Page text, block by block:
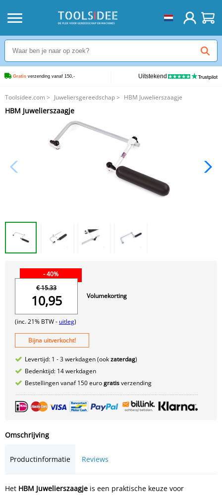
Gratis verzending vanaf 150,- Uitstekend
Toolsidee.com > Juweliersgereedschap> HBM Juwelierszaagje
HBM Juwelierszaagje
- 40%
€ 15.33
10,95
(inc. 21% BTW - uitleg)
Volumekorting
Bijna uitverkocht!
Levertijd: 1 - 3 werkdagen (ookzaterdag)
Bedenktijd: 14 werkdagen
Bestellingen vanaf 150 eurogratisverzending
Omschrijving
Productinformatie Reviews
Het HBM Juwelierszaagje is een praktische keuze voor